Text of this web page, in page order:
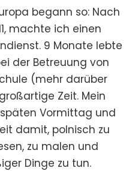
begann so: Nach
machte ich einen
9 Monate lebte
der Betreuung von
(mehr darüber
Zeit. Mein
Vormittag und
damit, polnisch zu
zu malen und
Dinge zu tun.